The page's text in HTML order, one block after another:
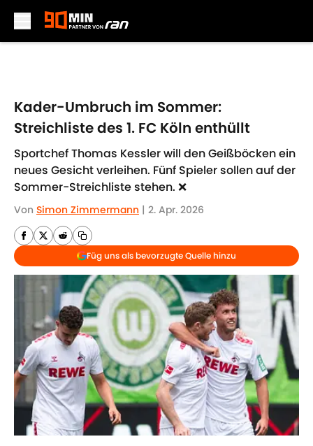
Kader-Umbruch im Sommer:
Streichliste des 1. FC Köln enthüllt
Sportchef Thomas Kessler will den Geißböcken ein
neues Gesicht verleihen. Fünf Spieler sollen auf der
Sommer-Streichliste stehen. ❌
Von Simon Zimmermann | 2. Apr. 2026
Füg uns als bevorzugte Quelle hinzu